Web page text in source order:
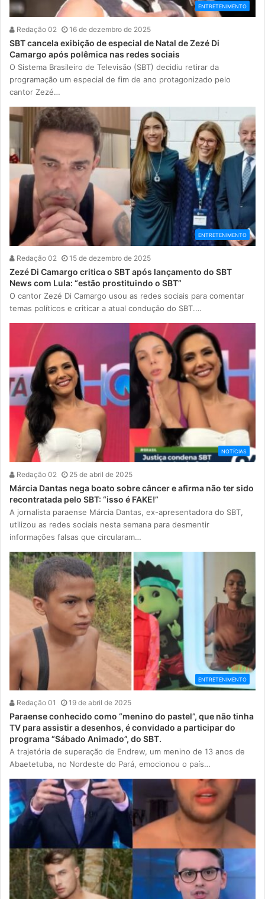
ENTRETENIMENTO
Redação 02 16 de dezembro de 2025
SBT cancela exibição de especial de Natal de Zezé Di
Camargo após polêmica nas redes sociais
O Sistema Brasileiro de Televisão (SBT) decidiu retirar da
programação um especial de fim de ano protagonizado pelo
cantor Zezé…
ENTRETENIMENTO
Redação 02 15 de dezembro de 2025
Zezé Di Camargo critica o SBT após lançamento do SBT
News com Lula: “estão prostituindo o SBT”
O cantor Zezé Di Camargo usou as redes sociais para comentar
temas políticos e criticar a atual condução do SBT.…
NOTÍCIAS
Redação 02 25 de abril de 2025
Márcia Dantas nega boato sobre câncer e afirma não ter sido
recontratada pelo SBT: “isso é FAKE!”
A jornalista paraense Márcia Dantas, ex-apresentadora do SBT,
utilizou as redes sociais nesta semana para desmentir
informações falsas que circularam…
ENTRETENIMENTO
Redação 01 19 de abril de 2025
Paraense conhecido como “menino do pastel”, que não tinha
TV para assistir a desenhos, é convidado a participar do
programa “Sábado Animado”, do SBT.
A trajetória de superação de Endrew, um menino de 13 anos de
Abaetetuba, no Nordeste do Pará, emocionou o país…